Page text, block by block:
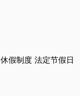
休假制度 法定节假日